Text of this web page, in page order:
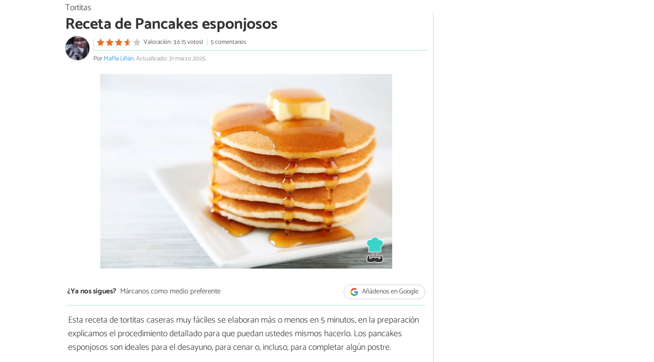
Tortitas
Receta de Pancakes esponjosos
Valoración: 3.6 (5 votos)
5 comentarios
PorMaPia Liñán.Actualizado: 31 marzo 2025
¿Ya nos sigues? Márcanos como medio preferente Añádenos en Google
Esta receta de tortitas caseras muy fáciles se elaboran más o menos en 5 minutos, en la preparación
explicamos el procedimiento detallado para que puedan ustedes mismos hacerlo. Los pancakes
esponjosos son ideales para el desayuno, para cenar o, incluso, para completar algún postre.